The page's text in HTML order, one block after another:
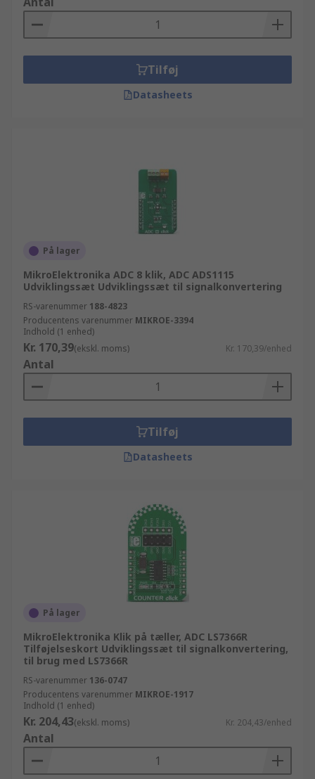
Tilføj
Datasheets
På lager
MikroElektronika ADC 8 klik, ADC ADS1115
Udviklingssæt Udviklingssæt til signalkonvertering
RS-varenummer 188-4823
Producentens varenummer MIKROE-3394
Indhold (1 enhed)
Kr. 170,39(ekskl. moms) Kr. 170,39/enhed
Antal
Tilføj
Datasheets
På lager
MikroElektronika Klik på tæller, ADC LS7366R
Tilføjelseskort Udviklingssæt til signalkonvertering,
til brug med LS7366R
RS-varenummer 136-0747
Producentens varenummer MIKROE-1917
Indhold (1 enhed)
Kr. 204,43(ekskl. moms) Kr. 204,43/enhed
Antal